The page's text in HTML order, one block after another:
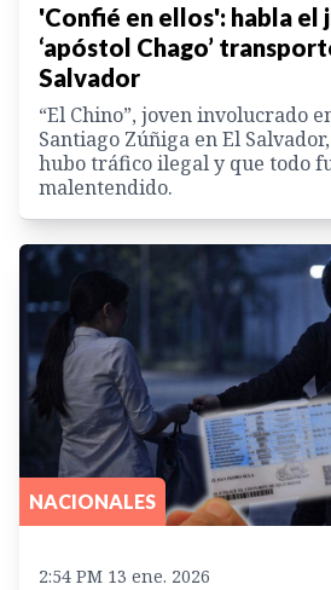
'Confié en ellos': habla el
‘apóstol Chago’
Salvador
“El Chino”, joven involucrado
Santiago Zúñiga en El
hubo tráfico ilegal y que todo
malentendido.
NACIONALES
2:54 PM 13 ene. 2026